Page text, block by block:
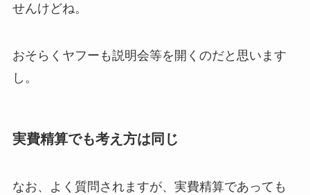
せんけどね。
おそらくヤフーも説明会等を開くのだと思います
し。
実費精算でも考え方は同じ
なお、よく質問されますが、実費精算であっても